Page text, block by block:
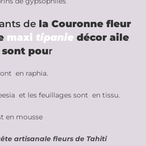
de la Couronne fleur
maxi tipanie décor aile
pour
en raphia.
et les feuillages sont en tissu.
en mousse
artisanale fleurs de Tahiti